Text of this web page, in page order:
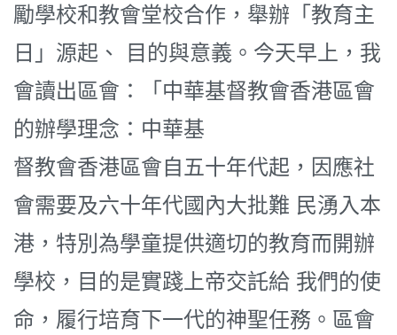
勵學校和教會堂校合作，舉辦「教育主
日」源起、 目的與意義。今天早上，我
會讀出區會：「中華基督教會香港區會
的辦學理念：中華基
督教會香港區會自五十年代起，因應社
會需要及六十年代國內大批難 民湧入本
港，特別為學童提供適切的教育而開辦
學校，目的是實踐上帝交託給 我們的使
命，履行培育下一代的神聖任務。區會